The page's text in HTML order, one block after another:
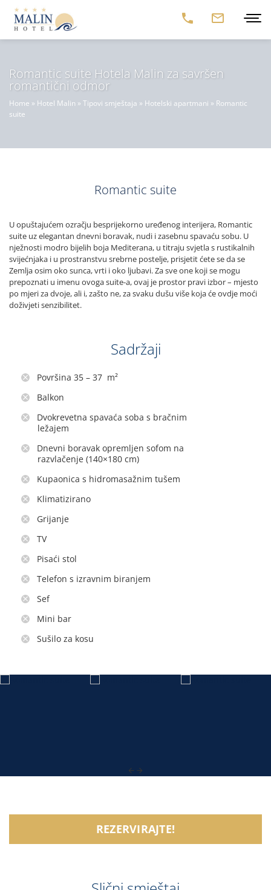
Romantic suite Hotela Malin za savršen
romantični odmor
Home » Hotel Malin » Tipovi smještaja » Hotelski apartmani » Romantic
suite
Romantic suite
U opuštajućem ozračju besprijekorno uređenog interijera, Romantic
suite uz elegantan dnevni boravak, nudi i zasebnu spavaću sobu. U
nježnosti modro bijelih boja Mediterana, u titraju svjetla s rustikalnih
svijećnjaka i u prostranstvu srebrne postelje, prisjetit ćete se da se
Zemlja osim oko sunca, vrti i oko ljubavi. Za sve one koji se mogu
prepoznati u imenu ovoga suite-a, ovaj je prostor pravi izbor – mjesto
po mjeri za dvoje, ali i, zašto ne, za svaku dušu više koja će ovdje moći
doživjeti senzibilitet.
Sadržaji
Površina 35 – 37 m²
Balkon
Dvokrevetna spavaća soba s bračnim
ležajem
Dnevni boravak opremljen sofom na
razvlačenje (140×180 cm)
Kupaonica s hidromasažnim tušem
Klimatizirano
Grijanje
TV
Pisaći stol
Telefon s izravnim biranjem
Sef
Mini bar
Sušilo za kosu
REZERVIRAJTE!